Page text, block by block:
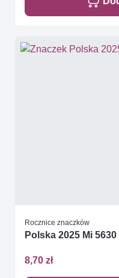
Rocznice znaczków
Polska 2025 Mi
8,70 zł